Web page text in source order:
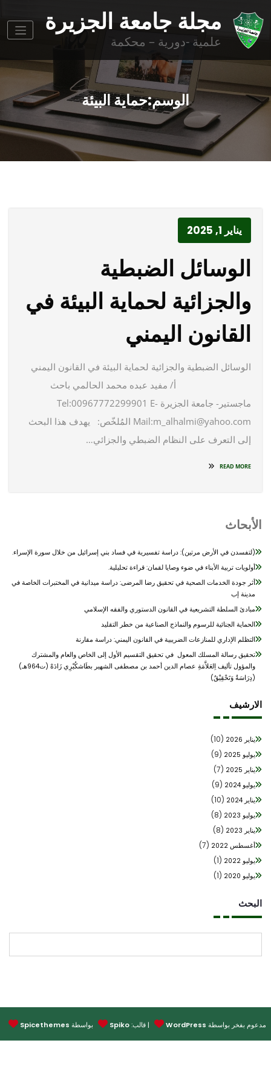
مجلة جامعة الجزيرة
علمية -دورية – محكمة
الوسم:حماية البيئة
يناير 1, 2025
الوسائل الضبطية
والجزائية لحماية البيئة في
القانون اليمني
الوسائل الضبطية والجزائية لحماية البيئة في القانون اليمني
أ/ مفيد عبده محمد الحالمي باحث
ماجستير- جامعة الجزيرة Tel:00967772299901 E-
Mail:m_alhalmi@yahoo.com المُلخّص: يهدف هذا البحث
إلى التعرف على النظام الضبطي والجزائي…
READ MORE
(لتفسدن في الأرض مرتين): دراسة تفسيرية في فساد بني إسرائيل من خلال سورة الإسراء.
أولويات تربية الأبناء في ضوء وصايا لقمان: قراءة تحليلية.
أثر جودة الخدمات الصحية في تحقيق رضا المرضى: دراسة ميدانية في المختبرات الخاصة في
مدينة إب
مبادئ السلطة التشريعية في القانون الدستوري والفقه الإسلامي
الحماية الجنائية للرسوم والنماذج الصناعية من خطر التقليد
التظلم الإداري للمنازعات الضريبية في القانون اليمني: دراسة مقارنة
تحقيق رسالة المسلك المعول في تحقيق التقسيم الأول إلى الخاص والعام والمشترك
والمؤول تأليف اِلعَلاَّمَةِ عصام الدين أحمد بن مصطفى الشهير بطَاشكُبْرِي زَادَهْ (ت964هـ)
(دِرَاسَةٌ وَتَحْقِيْقٌ)
يناير 2026 (10)
يوليو 2025 (9)
يناير 2025 (7)
يوليو 2024 (9)
يناير 2024 (10)
يوليو 2023 (8)
يناير 2023 (8)
أغسطس 2022 (7)
يوليو 2022 (1)
يوليو 2020 (1)
بفخر بواسطةWordPress | قالب:Spiko بواسطةSpicethemes